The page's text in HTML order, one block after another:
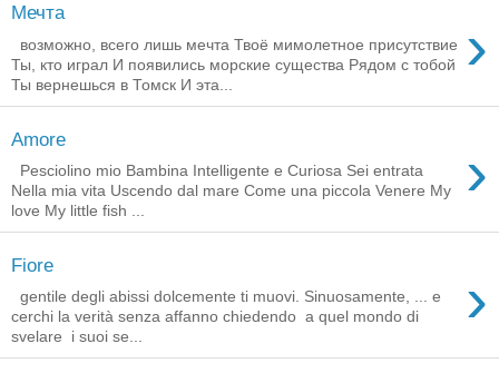
Мечта ›
возможно, всего лишь мечта Твоё мимолетное присутствие
Ты, кто играл И появились морские существа Рядом с тобой
Ты вернешься в Томск И эта...
Amore ›
Pesciolino mio Bambina Intelligente e Curiosa Sei entrata
Nella mia vita Uscendo dal mare Come una piccola Venere My
love My little fish ...
Fiore ›
gentile degli abissi dolcemente ti muovi. Sinuosamente, ... e
cerchi la verità senza affanno chiedendo a quel mondo di
svelare i suoi se...